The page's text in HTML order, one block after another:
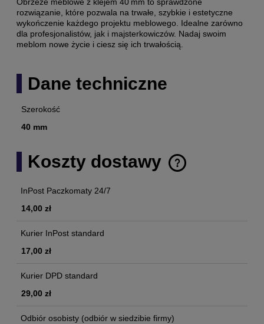
rozwiązanie, które pozwala na trwałe, szybkie i estetyczne
wykończenie każdego projektu meblowego. Idealne zarówno
dla profesjonalistów, jak i majsterkowiczów. Nadaj swoim
meblom nowe życie i ciesz się ich trwałością.
Dane techniczne
Szerokość
40 mm
Koszty dostawy
Cena nie zawiera ewentualnych kosztów płatności
InPost Paczkomaty 24/7
14,00 zł
Kurier InPost standard
17,00 zł
Kurier DPD standard
29,00 zł
Odbiór osobisty (odbiór w siedzibie firmy)